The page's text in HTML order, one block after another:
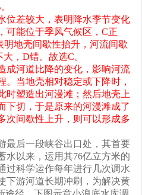
差较大，表明降水季节变化
可能位于季风气候区，C正
地壳间歇性抬升，河流间歇
，D错。故选C。
河道比降的变化，影响河流
。当地壳相对稳定或下降时，
时塑造出河漫滩；然后地壳上
下切，于是原来的河漫滩成了
次间歇性上升，则可以形成多
后一段峡谷出口处，其首要
水以来，运用其76亿立方米的
过科学运作每年进行几次调水
下游河道长期冲刷，为解决黄